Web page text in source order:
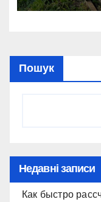
Пошук
Недавні записи
Как быстро